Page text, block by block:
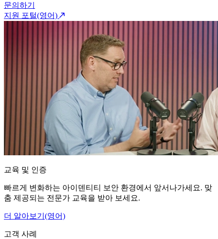
문의하기
지원 포털(영어)
교육 및 인증
빠르게 변화하는 아이덴티티 보안 환경에서 앞서나가세요. 맞
춤 제공되는 전문가 교육을 받아 보세요.
더 알아보기(영어)
고객 사례